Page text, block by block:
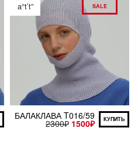
a°t’t” SALE
БАЛАКЛАВА T016/59
2300₽ 1500₽ КУПИТЬ